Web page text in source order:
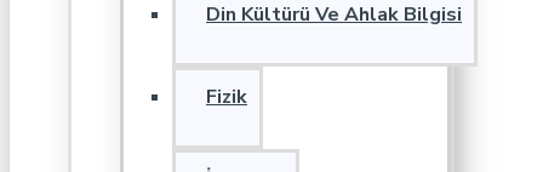
Din Kültürü Ve Ahlak Bilgisi
Fizik